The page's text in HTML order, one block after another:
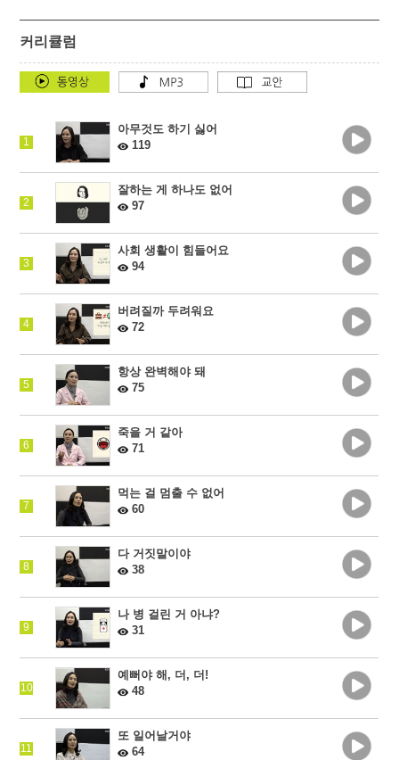
커리큘럼
1
아무것도 하기 싫어
119
2
잘하는 게 하나도 없어
97
3
사회 생활이 힘들어요
94
4
버려질까 두려워요
72
5
항상 완벽해야 돼
75
6
죽을 거 같아
71
7
먹는 걸 멈출 수 없어
60
8
다 거짓말이야
38
9
나 병 걸린 거 아냐?
31
10
예뻐야 해, 더, 더!
48
11
또 일어날거야
64